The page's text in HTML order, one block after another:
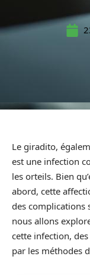
Le giradito,
est une infection
les orteils. Bien
abord, cette
des complications
nous allons
cette infection,
par les méthodes